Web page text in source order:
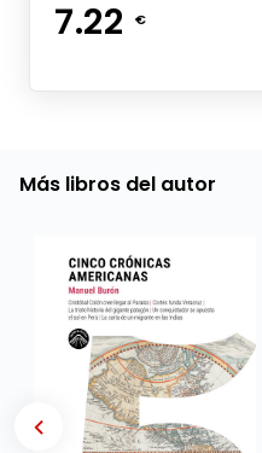
7.22 €
Más libros del autor